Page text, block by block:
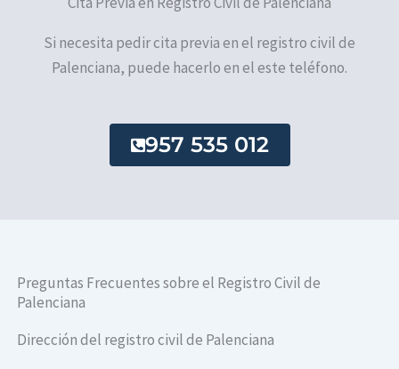
Si necesita pedir cita previa en el registro civil de
Palenciana, puede hacerlo en el este teléfono.
957 535 012
Preguntas Frecuentes sobre el Registro Civil de
Palenciana
Dirección del registro civil de Palenciana